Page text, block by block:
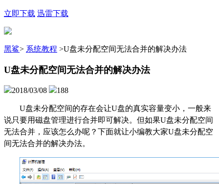
立即下载 迅雷下载
黑鲨> 系统教程 >U盘未分配空间无法合并的解决办法
U盘未分配空间无法合并的解决办法
2018/03/08 188
U盘未分配空间的存在会让U盘的真实容量变小，一般来
说只要用磁盘管理进行合并即可解决。但如果U盘未分配空间
无法合并，应该怎么办呢？下面就让小编教大家U盘未分配空
间无法合并的解决办法。